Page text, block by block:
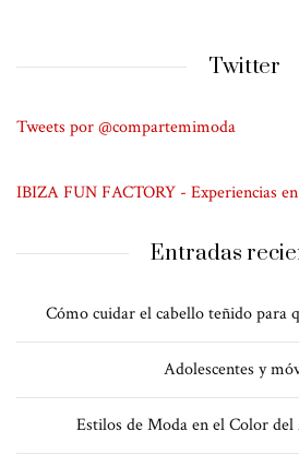
Twitter
Tweets por @compartemimoda
IBIZA FUN FACTORY - Experiencias
Entradas
Cómo cuidar el cabello teñido para
Adolescentes y
Estilos de Moda en el Color del